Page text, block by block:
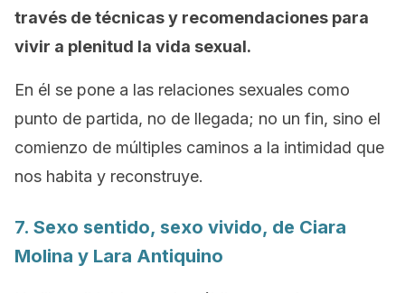
través de técnicas y recomendaciones para
vivir a plenitud la vida sexual.
En él se pone a las relaciones sexuales como
punto de partida, no de llegada; no un fin, sino el
comienzo de múltiples caminos a la intimidad que
nos habita y reconstruye.
7. Sexo sentido, sexo vivido, de Ciara
Molina y Lara Antiquino